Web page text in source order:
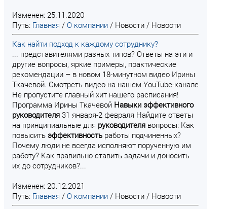
Изменен: 25.11.2020
Путь: Главная / О компании / Новости / Новости
Как найти подход к каждому сотруднику?
... представителями разных типов? Ответы на эти и
другие вопросы, яркие примеры, практические
рекомендации – в новом 18-минутном видео Ирины
Ткачевой. Смотреть видео на нашем YouTube-канале
Не пропустите главный хит нашего расписания!
Программа Ирины Ткачевой Навыки эффективного
руководителя 31 января-2 февраля Найдите ответы
на принципиальные для руководителя вопросы: Как
повысить эффективность работы подчиненных?
Почему люди не всегда исполняют порученную им
работу? Как правильно ставить задачи и доносить
их до сотрудников?...
Изменен: 20.12.2021
Путь: Главная / О компании / Новости / Новости